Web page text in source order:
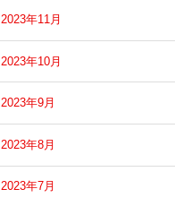
2023年11月
2023年10月
2023年9月
2023年8月
2023年7月